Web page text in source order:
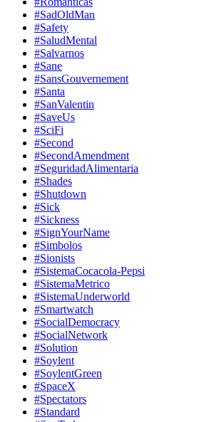
#SadOldMan
#Safety
#SaludMental
#Salvarnos
#Sane
#SansGouvernement
#Santa
#SanValentin
#SaveUs
#SciFi
#Second
#SecondAmendment
#SeguridadAlimentaria
#Shades
#Shutdown
#Sick
#Sickness
#SignYourName
#Simbolos
#Sionists
#SistemaCocacola-Pepsi
#SistemaMetrico
#SistemaUnderworld
#Smartwatch
#SocialDemocracy
#SocialNetwork
#Solution
#Soylent
#SoylentGreen
#SpaceX
#Spectators
#Standard